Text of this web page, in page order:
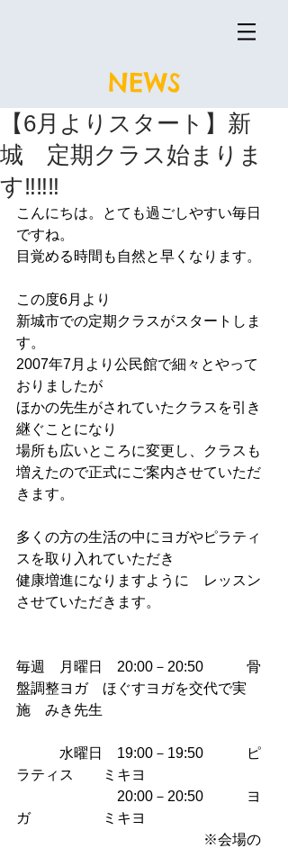
NEWS
【6月よりスタート】新
城 定期クラス始まりま
す‼‼‼
こんにちは。とても過ごしやすい毎日
ですね。
目覚める時間も自然と早くなります。
この度6月より
新城市での定期クラスがスタートしま
す。
2007年7月より公民館で細々とやって
おりましたが
ほかの先生がされていたクラスを引き
継ぐことになり
場所も広いところに変更し、クラスも
増えたので正式にご案内させていただ
きます。
多くの方の生活の中にヨガやピラティ
スを取り入れていただき
健康増進になりますように　レッスン
させていただきます。
毎週　月曜日　20:00－20:50　　　骨
盤調整ヨガ　ほぐすヨガを交代で実
施　みき先生
水曜日　19:00－19:50　　　ピ
ラティス　　ミキヨ
20:00－20:50　　　ヨ
ガ　　　　　ミキヨ
※会場の